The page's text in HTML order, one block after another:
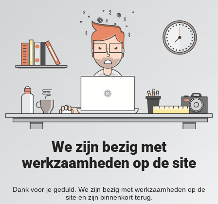
We zijn bezig met
werkzaamheden op de site
Dank voor je geduld. We zijn bezig met werkzaamheden op de
site en zijn binnenkort terug.